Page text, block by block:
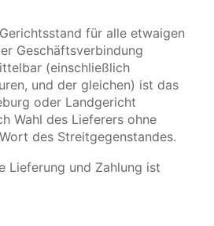
für alle etwaigen
Geschäftsverbindung
(einschließlich
und der gleichen) ist das
oder Landgericht
Wahl des Lieferers ohne
des Streitgegenstandes.
Lieferung und Zahlung ist